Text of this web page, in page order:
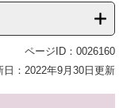
ページID：0026160
日：2022年9月30日更新